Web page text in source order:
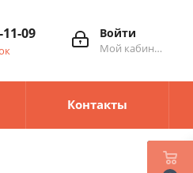
Войти
Мой кабинет
11-09
Контакты